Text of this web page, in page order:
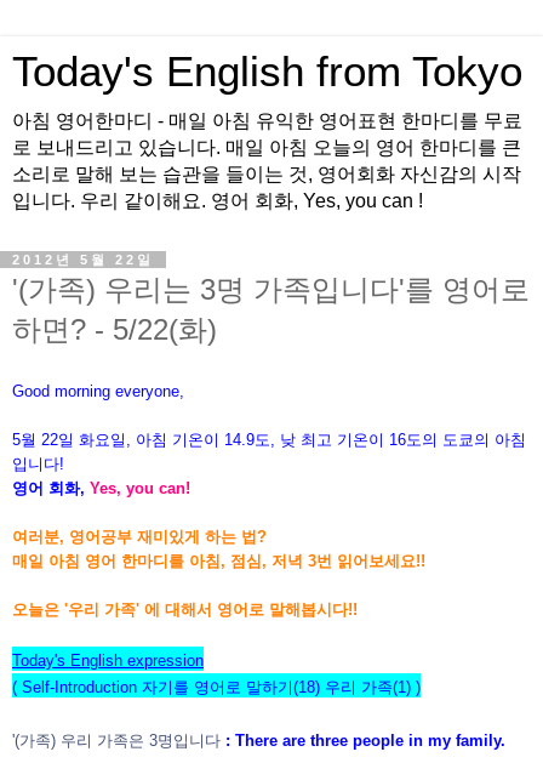
Today's English from Tokyo
아침 영어한마디 - 매일 아침 유익한 영어표현 한마디를 무료
로 보내드리고 있습니다. 매일 아침 오늘의 영어 한마디를 큰
소리로 말해 보는 습관을 들이는 것, 영어회화 자신감의 시작
입니다. 우리 같이해요. 영어 회화, Yes, you can !
2012년 5월 22일
'(가족) 우리는 3명 가족입니다'를 영어로
하면? - 5/22(화)
Good morning everyone,
5월 22일 화요일, 아침 기온이 14.9도, 낮 최고 기온이 16도의 도쿄의 아침
입니다!
영어 회화, Yes, you can!
여러분, 영어공부 재미있게 하는 법?
매일 아침 영어 한마디를 아침, 점심, 저녁 3번 읽어보세요!!
오늘은 '우리 가족' 에 대해서 영어로 말해봅시다!!
Today's English expression
( Self-Introduction 자기를 영어로 말하기(18) 우리 가족(1) )
'(가족) 우리 가족은 3명입니다 : There are three people in my family.